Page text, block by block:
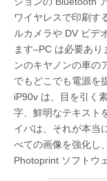
ワイヤレスで印刷す
ルカメラや DV ビデ
ます–PC は必要あ
ンのキヤノンの車の
でもどこでも電源を
iP90v は、目を引く
字、鮮明なテキスト
イバは、それが本当
べての画像を強化し
Photoprint ソフトウ